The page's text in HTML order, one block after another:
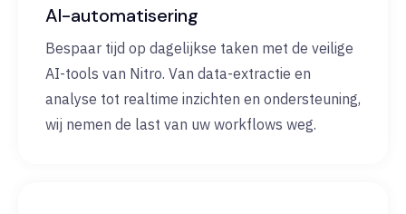
AI-automatisering
Bespaar tijd op dagelijkse taken met de veilige
AI-tools van Nitro. Van data-extractie en
analyse tot realtime inzichten en ondersteuning,
wij nemen de last van uw workflows weg.